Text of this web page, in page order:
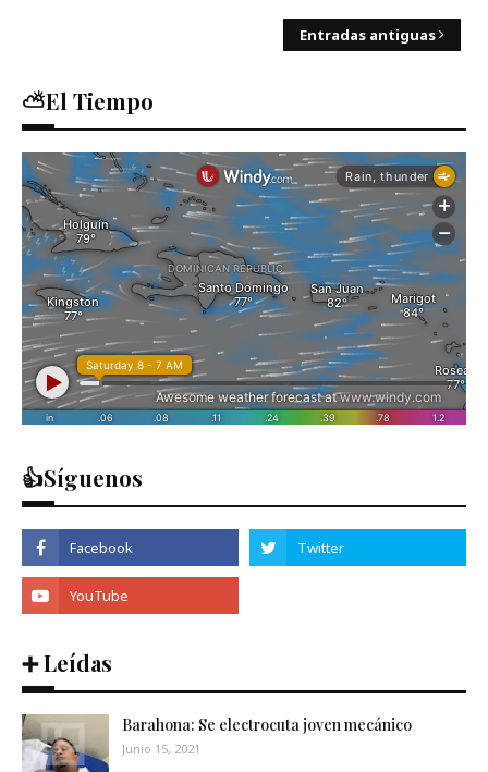
Entradas antiguas
⛅El Tiempo
👍Síguenos
➕ Leídas
Barahona: Se electrocuta joven mecánico
Junio 15, 2021